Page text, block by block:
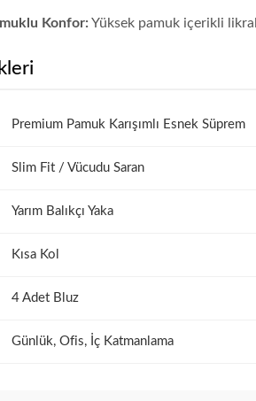
Konfor: Yüksek pamuk içerikli
Premium Pamuk Karışımlı Esnek Süprem
Slim Fit / Vücudu Saran
Yarım Balıkçı Yaka
Kısa Kol
4 Adet Bluz
Günlük, Ofis, İç Katmanlama